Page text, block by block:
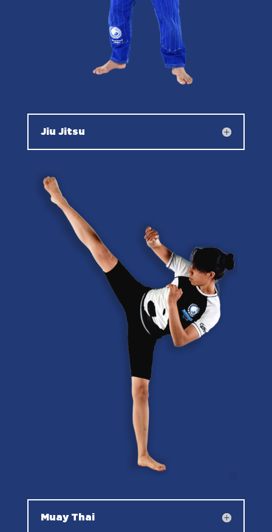
Jiu Jitsu
Muay Thai